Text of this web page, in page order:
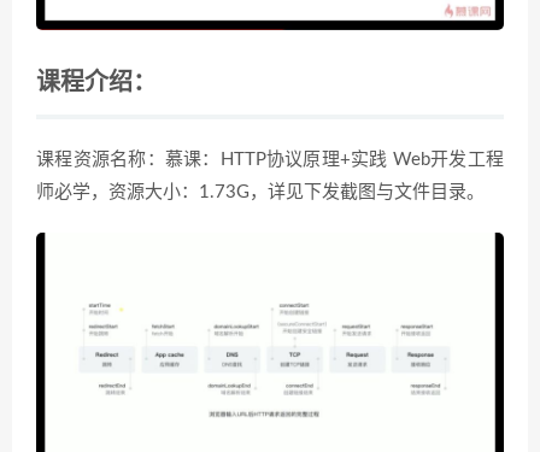
课程介绍：
课程资源名称：慕课：HTTP协议原理+实践 Web开发工程
师必学，资源大小：1.73G，详见下发截图与文件目录。